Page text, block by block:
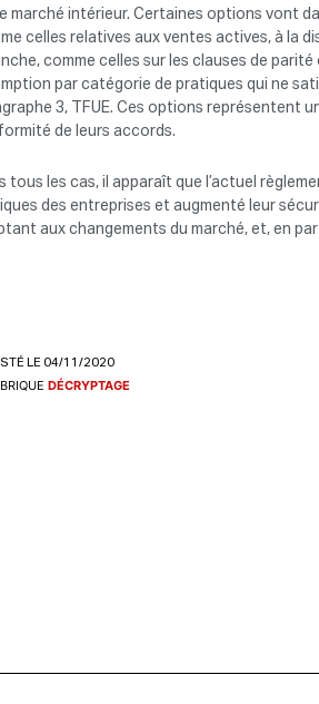
marché intérieur. Certaines options vont
celles relatives aux ventes actives, à la
comme celles sur les clauses de
par catégorie de pratiques qui ne
3, TFUE. Ces options représentent
de leurs accords.
tous les cas, il apparaît que l’actuel
des entreprises et augmenté leur
aux changements du marché, et, en
LE 04/11/2020
DÉCRYPTAGE